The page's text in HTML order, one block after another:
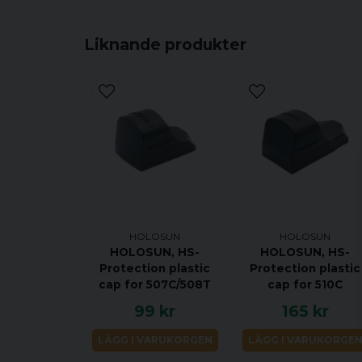
Liknande produkter
HOLOSUN
HOLOSUN, HS-
Protection plastic
cap for 507C/508T
99 kr
LÄGG I VARUKORGEN
HOLOSUN
HOLOSUN, HS-
Protection plastic
cap for 510C
165 kr
LÄGG I VARUKORGEN